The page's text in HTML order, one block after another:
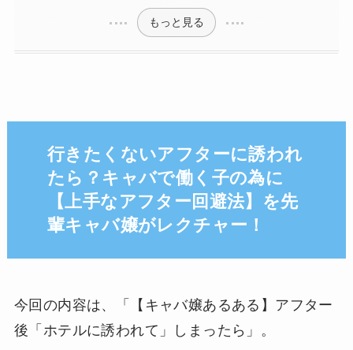
もっと見る
行きたくないアフターに誘われ
たら？キャバで働く子の為に
【上手なアフター回避法】を先
輩キャバ嬢がレクチャー！
今回の内容は、「【キャバ嬢あるある】アフター
後「ホテルに誘われて」しまったら」。